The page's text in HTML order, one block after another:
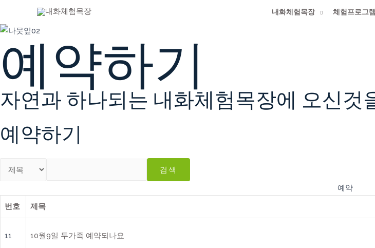
내화체험목장 체험프로그램
예약하기
자연과 하나되는 내화체험목장에 오신것
예약하기
검색
예약
번호
제목
11 10월9일 두가족 예약되나요
크롬과 웨일에 최적화된 홈페이지 입니다._익스플